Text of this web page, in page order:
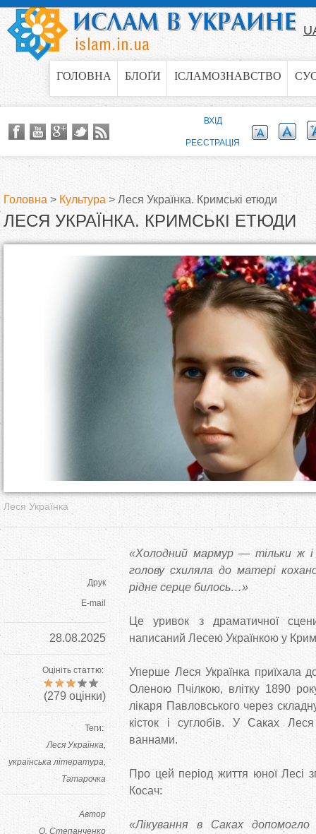
Jump to navigation
ГОЛОВНА БЛОҐИ ІСЛАМОЗНАВСТВО
В
Головна > Культура > Леся Українка. Кримські етюди
ЛЕСЯ УКРАЇНКА. КРИМСЬКІ ЕТЮДИ
Леся Українка
Друк
E-mail
28.08.2025
Оцініть статтю:
(279 оцінки)
Теги:
Леся Українка
українська література
Татарочка
Автор
О. Степанченко
«Холодний мармур — тільки ж
голову схиляла до матері
рідне серце билось…»
Це уривок з драматичної
написаний Лесею Українкою у
Уперше Леся Українка приїхала
Оленою Пчілкою, влітку 1890
лікаря Павловського через
кісток і суглобів. У Саках
ваннами.
Про цей період життя юної Лесі
Косач:
«Лікування в Саках
ВХІД
РЕЄСТРАЦІЯ